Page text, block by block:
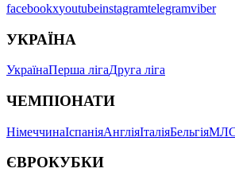
facebookxyoutubeinstagramtelegramviber
УКРАЇНА
УкраїнаПерша лігаДруга ліга
ЧЕМПІОНАТИ
НімеччинаІспаніяАнгліяІталіяБельгія
ЄВРОКУБКИ